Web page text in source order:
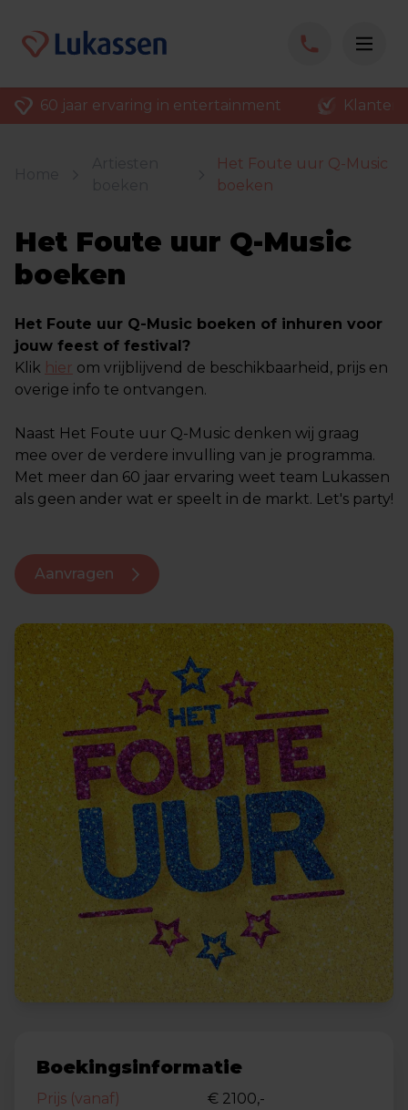
60 jaar ervaring in entertainment
Het Foute uur Q-Music
boeken
Het Foute uur Q-Music
boeken
Het Foute uur Q-Music boeken of inhuren voor
jouw feest of festival?
Klik hier om vrijblijvend de beschikbaarheid, prijs en
overige info te ontvangen.
Naast Het Foute uur Q-Music denken wij graag
mee over de verdere invulling van je programma.
Met meer dan 60 jaar ervaring weet team Lukassen
als geen ander wat er speelt in de markt. Let's party!
Aanvragen
Boekingsinformatie
Prijs (vanaf)
€ 2100,-